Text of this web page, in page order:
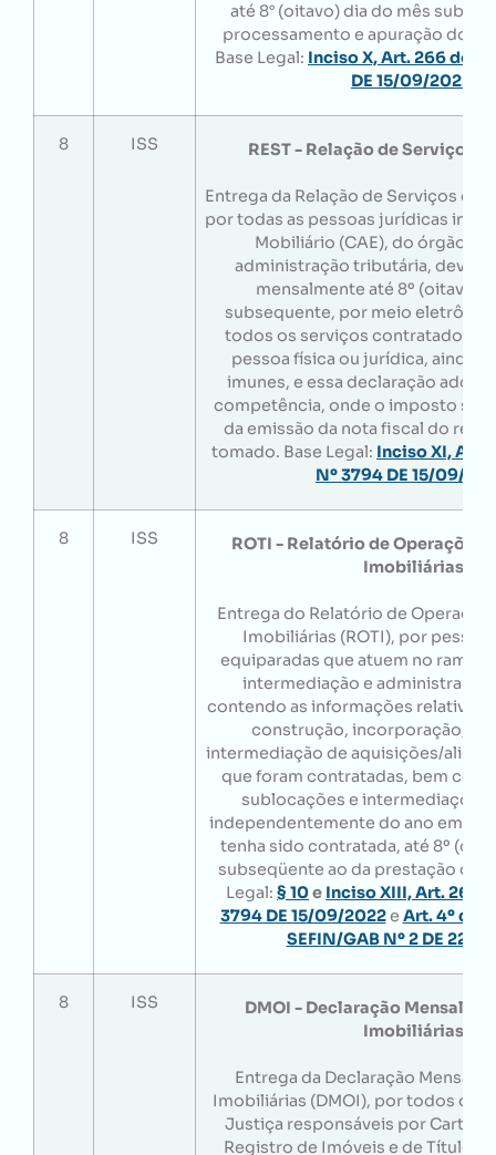
até 8° (oitavo) dia do mês
processamento e apuração do
Base Legal: Inciso X, Art. 266 do
DE 15/09/2022
8 ISS REST - Relação de Serviços
Entrega da Relação de Serviços de
por todas as pessoas jurídicas
Mobiliário (CAE), do órgão
administração tributária,
mensalmente até 8º (oitavo)
subsequente, por meio
todos os serviços contratados
pessoa física ou jurídica, ainda
imunes, e essa declaração
competência, onde o imposto
da emissão da nota fiscal do
tomado. Base Legal: Inciso XI, Art.
Nº 3794 DE 15/09/
8 ISS
ROTI - Relatório de Operações
Imobiliárias
Entrega do Relatório de
Imobiliárias (ROTI), por
equiparadas que atuem no ramo
intermediação e
contendo as informações relativas
construção, incorporação,
intermediação de aquisições/
que foram contratadas, bem
sublocações e intermediações
independentemente do ano em
tenha sido contratada, até 8º
subseqüente ao da prestação dos
Legal: § 10e Inciso XIII, Art. 266
3794 DE 15/09/2022e Art. 4º do
SEFIN/GAB Nº 2 DE 22/
8 ISS
DMOI - Declaração Mensal de
Imobiliárias
Entrega da Declaração Mensal
Imobiliárias (DMOI), por todos os
Justiça responsáveis por
Registro de Imóveis e de Títulos